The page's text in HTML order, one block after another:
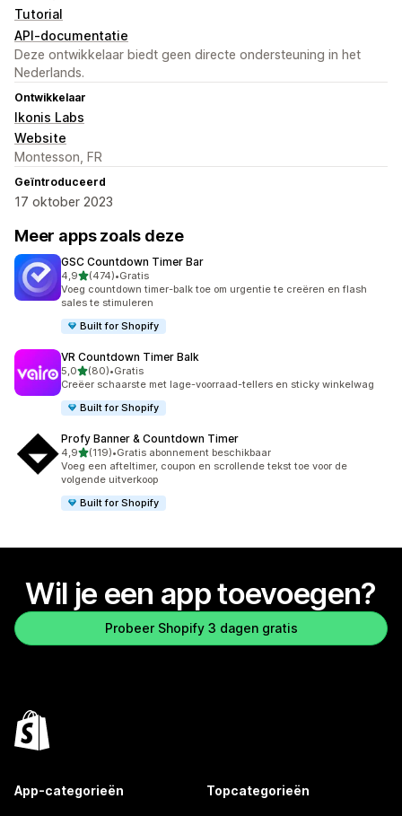
Tutorial
API-documentatie
Deze ontwikkelaar biedt geen directe ondersteuning in het
Nederlands.
Ontwikkelaar
Ikonis Labs
Website
Montesson, FR
Geïntroduceerd
17 oktober 2023
Meer apps zoals deze
GSC Countdown Timer Bar
4,9van 5 sterren
(474)
474 recensies in totaal
•Gratis
Voeg countdown timer-balk toe om urgentie te creëren en flash
sales te stimuleren
Built for Shopify
VR Countdown Timer Balk
5,0van 5 sterren
(80)
80 recensies in totaal
•Gratis
Creëer schaarste met lage-voorraad-tellers en sticky winkelwag
Built for Shopify
Profy Banner & Countdown Timer
4,9van 5 sterren
(119)
119 recensies in totaal
•Gratis abonnement beschikbaar
Voeg een afteltimer, coupon en scrollende tekst toe voor de
volgende uitverkoop
Built for Shopify
Wil je een app toevoegen?
Probeer Shopify 3 dagen gratis
App-categorieën Topcategorieën